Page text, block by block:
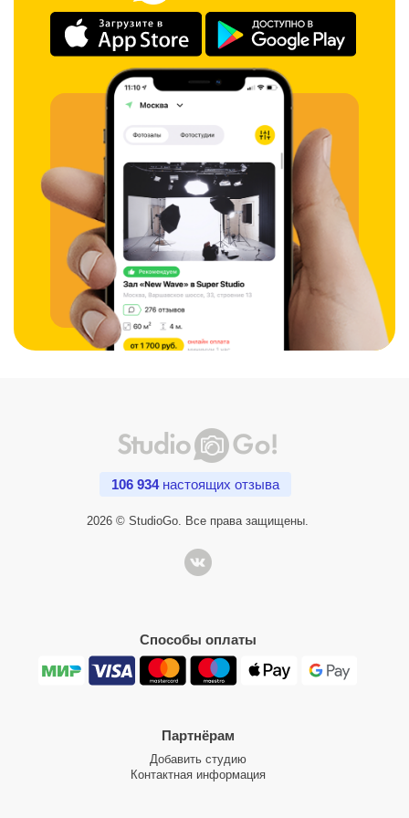
? портретную фотосессию
Профессиональное световое оборудование позволяет получать
качественный результат без сложной доработки.
Фотостудия для видео и делового контента
В зале предусмотрена офисная зона, подходящая для:
? съёмки интервью
? подкастов
? экспертного контента
? деловых портретов
Если вам нужна фотостудия для видеосъёмки в Москве, «Белый»
подходит как для фото, так и для видеоформатов.
Аренда фотостудии в Москве — зал «Белый»
Преимущества зала:
65 кв.м. просторного помещения
удобное расположение в Москве
106 934настоящих отзыва
2026 © StudioGo. Все права защищены.
Способы оплаты
Партнёрам
Добавить студию
Контактная информация